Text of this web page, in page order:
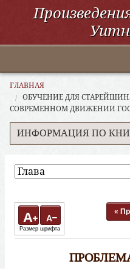
Главная
По алфавиту
По категориям
По авторам
ССУО
Поиск
ГЛАВНАЯ
ОБУЧЕНИЕ ДЛЯ
СОВРЕМЕННОМ ДВИЖЕНИИ
ИНФОРМАЦИЯ ПО
A A
Размер шрифта
«